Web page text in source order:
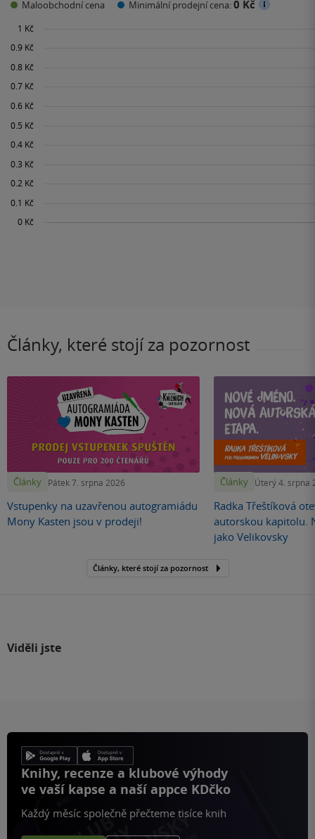
Maloobchodní cena Minimální prodejní cena:0 Kč
Články, které stojí za pozornost
Články Pátek 7. srpna 2026
Vstupenky na uzavřenou autogramiádu
Mony Kasten jsou v prodeji!
Články Úterý 4. srpna
Radka Třeštíková
autorskou kapitolu.
jako Velikovsky
Články, které stojí za pozornost
Viděli jste
Knihy, recenze a klubové výhody
ve vaší kapse a naší appce KDčko
Každý měsíc společně přečteme tisíce knih